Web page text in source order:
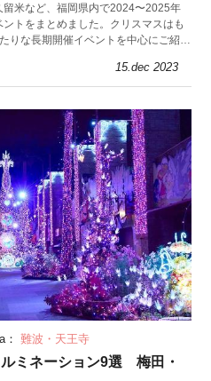
米など、福岡県内で2024〜2025年
トをまとめました。クリスマスはも
りな長期開催イベントを中心にご紹介
15.dec 2023
： 難波・天王寺
ルミネーション9選 梅田・